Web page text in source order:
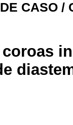
CASO /